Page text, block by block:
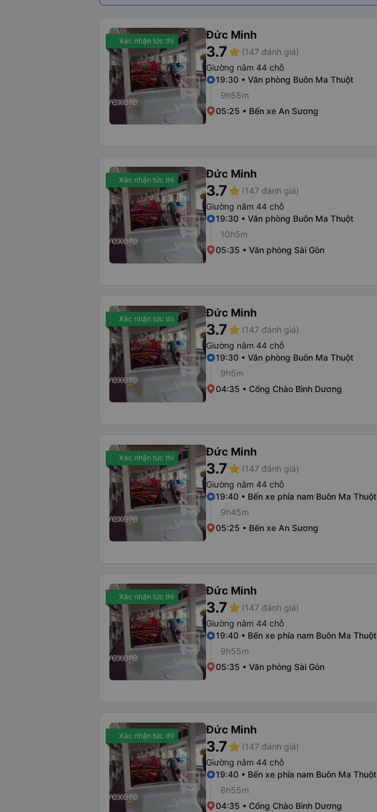
Xác nhận tức thì Đức Minh
3.7star (147 đánh giá)
Giường nằm 44 chỗ
19:30 • Văn phòng Buôn Ma Thuột
9h55m
05:25 • Bến xe An Sương
Xác nhận tức thì Đức Minh
3.7star (147 đánh giá)
Giường nằm 44 chỗ
19:30 • Văn phòng Buôn Ma Thuột
10h5m
05:35 • Văn phòng Sài Gòn
Xác nhận tức thì Đức Minh
3.7star (147 đánh giá)
Giường nằm 44 chỗ
19:30 • Văn phòng Buôn Ma Thuột
9h5m
04:35 • Cổng Chào Bình Dương
Xác nhận tức thì Đức Minh
3.7star (147 đánh giá)
Giường nằm 44 chỗ
19:40 • Bến xe phía nam Buôn Ma Thuột
9h45m
05:25 • Bến xe An Sương
Xác nhận tức thì Đức Minh
3.7star (147 đánh giá)
Giường nằm 44 chỗ
19:40 • Bến xe phía nam Buôn Ma Thuột
9h55m
05:35 • Văn phòng Sài Gòn
Xác nhận tức thì Đức Minh
3.7star (147 đánh giá)
Giường nằm 44 chỗ
19:40 • Bến xe phía nam Buôn Ma Thuột
8h55m
04:35 • Cổng Chào Bình Dương